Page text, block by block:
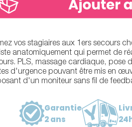
vos stagiaires aux 1ers secours
anatomiquement qui permet de
PLS, massage cardiaque, pose
d'urgence pouvant être mis en
d'un moniteur sans fil de
Garantie
2 ans